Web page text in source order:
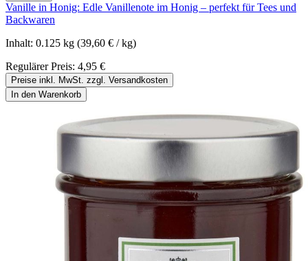
Vanille in Honig: Edle Vanillenote im Honig – perfekt für Tees und
Backwaren
Inhalt: 0.125 kg (39,60 € / kg)
Regulärer Preis: 4,95 €
Preise inkl. MwSt. zzgl. Versandkosten
In den Warenkorb